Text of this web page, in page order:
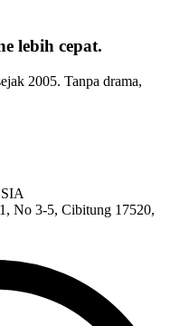
lebih cepat.
2005. Tanpa drama,
No 3-5, Cibitung 17520,